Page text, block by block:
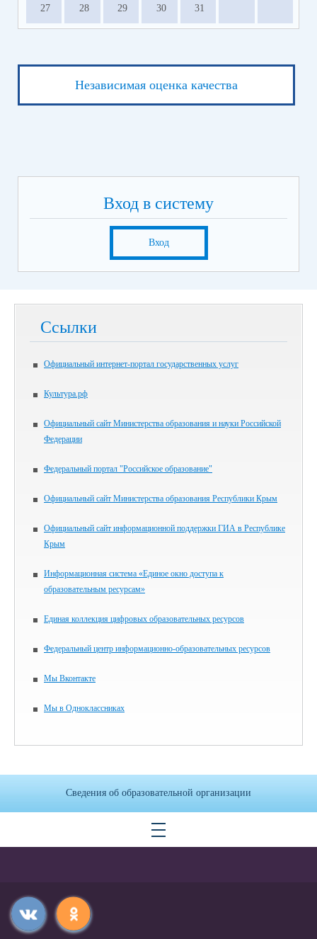
27 28 29 30 31
Независимая оценка качества
Вход в систему
Вход
Ссылки
Официальный интернет-портал государственных услуг
Культура.рф
Официальный сайт Министерства образования и науки Российской
Федерации
Федеральный портал "Российское образование"
Официальный сайт Министерства образования Республики Крым
Официальный сайт информационной поддержки ГИА в Республике
Крым
Информационная система «Единое окно доступа к
образовательным ресурсам»
Единая коллекция цифровых образовательных ресурсов
Федеральный центр информационно-образовательных ресурсов
Мы Вконтакте
Мы в Одноклассниках
Сведения об образовательной организации